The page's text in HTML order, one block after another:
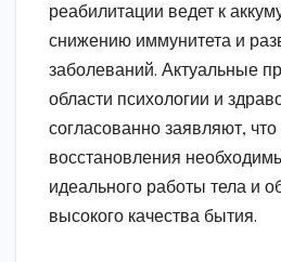
реабилитации ведет к
снижению иммунитета и
заболеваний. Актуальные
области психологии и
согласованно заявляют,
восстановления
идеального работы тела и
высокого качества бытия.